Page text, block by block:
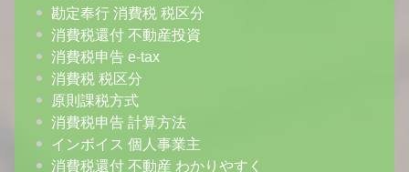
勘定奉行 消費税 税区分
消費税還付 不動産投資
消費税申告 e-tax
消費税 税区分
原則課税方式
消費税申告 計算方法
インボイス 個人事業主
消費税還付 不動産 わかりやすく